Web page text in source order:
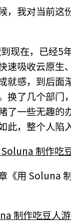
，我对当前这
现在，已经5
速吸收云原生
就感，到后面
换了几个部门
了一些无趣的
此，整个人陷
制作吃
《用 Soluna
制作吃豆人